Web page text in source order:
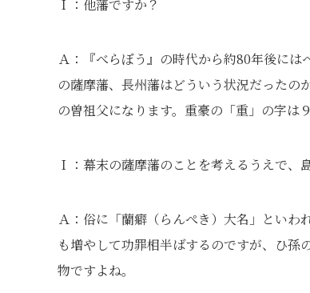
Ｉ：他藩ですか？
Ａ：『べらぼう』の時代から約80年後に
の薩摩藩、長州藩はどういう状況だった
の曽祖父になります。重豪の「重」の字は
Ｉ：幕末の薩摩藩のことを考えるうえで、
Ａ：俗に「蘭癖（らんぺき）大名」といわ
も増やして功罪相半ばするのですが、ひ
物ですよね。